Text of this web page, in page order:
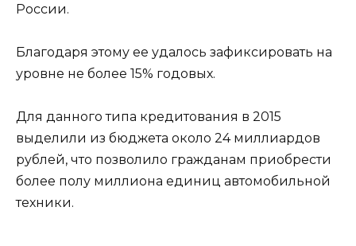
России.
Благодаря этому ее удалось зафиксировать на
уровне не более 15% годовых.
Для данного типа кредитования в 2015
выделили из бюджета около 24 миллиардов
рублей, что позволило гражданам приобрести
более полу миллиона единиц автомобильной
техники.